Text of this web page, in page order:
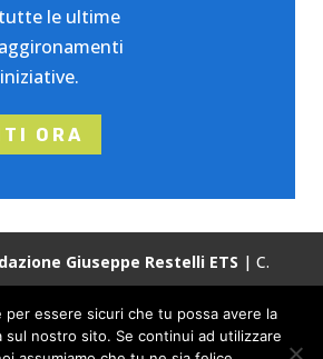
le ultime
ORA
Giuseppe Restelli ETS | C.
| Tutti i diritti riservati.
Cookie Policy
per essere sicuri che tu possa avere la
sul nostro sito. Se continui ad utilizzare